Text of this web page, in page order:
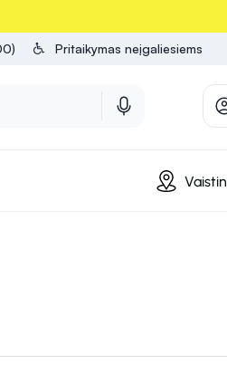
Pritaikymas neįgaliesiems